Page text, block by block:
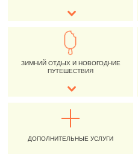
ЗИМНИЙ ОТДЫХ И НОВОГОДНИЕ
ПУТЕШЕСТВИЯ
ДОПОЛНИТЕЛЬНЫЕ УСЛУГИ